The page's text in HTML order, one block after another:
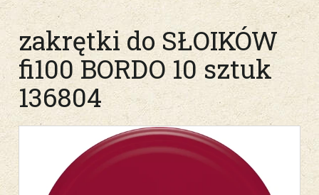
zakrętki do SŁOIKÓW
fi100 BORDO 10 sztuk
136804